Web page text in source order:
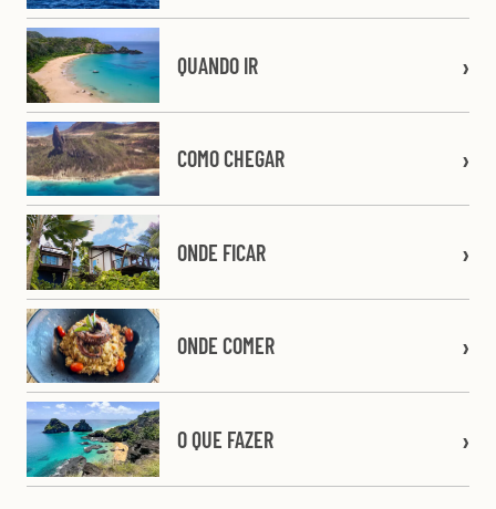
QUANDO IR
COMO CHEGAR
ONDE FICAR
ONDE COMER
O QUE FAZER